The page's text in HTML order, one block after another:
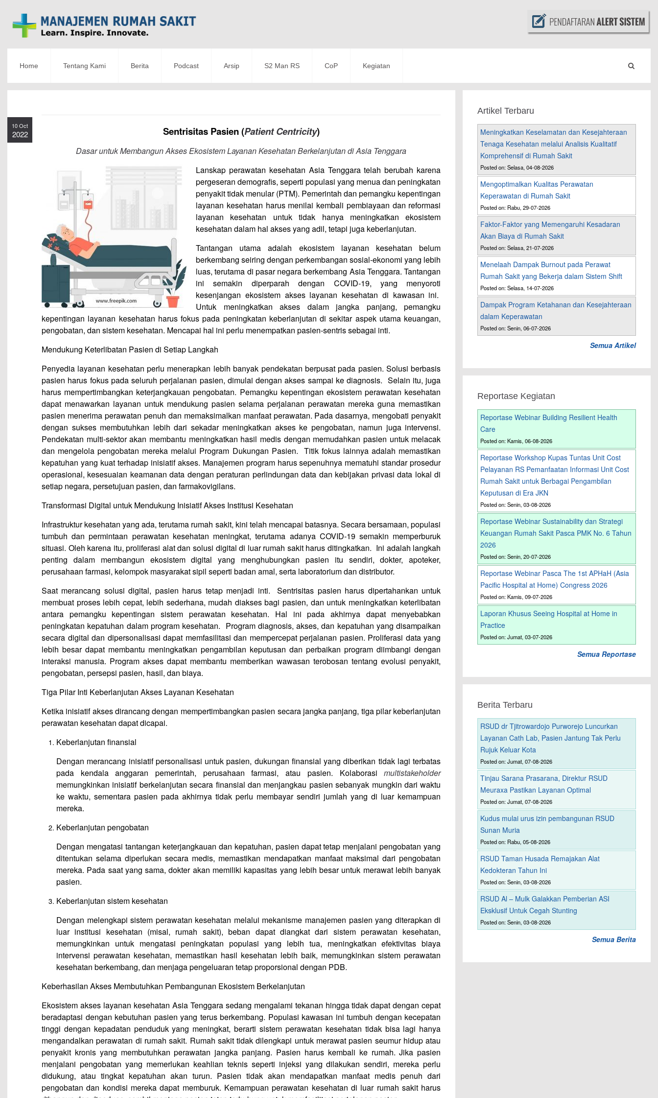
Home Tentang Kami Berita Podcast Arsip S2 Man RS CoP Kegiatan
10 Oct
2022 Sentrisitas Pasien (Patient Centricity)
Dasar untuk Membangun Akses Ekosistem Layanan Kesehatan Berkelanjutan di Asia Tenggara
Lanskap perawatan kesehatan Asia Tenggara telah berubah karena
pergeseran demografis, seperti populasi yang menua dan peningkatan
penyakit tidak menular (PTM). Pemerintah dan pemangku kepentingan
layanan kesehatan harus menilai kembali pembiayaan dan reformasi
layanan kesehatan untuk tidak hanya meningkatkan ekosistem
kesehatan dalam hal akses yang adil, tetapi juga keberlanjutan.
Tantangan utama adalah ekosistem layanan kesehatan belum
berkembang seiring dengan perkembangan sosial-ekonomi yang lebih
luas, terutama di pasar negara berkembang Asia Tenggara. Tantangan
ini semakin diperparah dengan COVID-19, yang menyoroti
kesenjangan ekosistem akses layanan kesehatan di kawasan ini.
Untuk meningkatkan akses dalam jangka panjang, pemangku
kepentingan layanan kesehatan harus fokus pada peningkatan keberlanjutan di sekitar aspek utama keuangan,
pengobatan, dan sistem kesehatan. Mencapai hal ini perlu menempatkan pasien-sentris sebagai inti.
Mendukung Keterlibatan Pasien di Setiap Langkah
Penyedia layanan kesehatan perlu menerapkan lebih banyak pendekatan berpusat pada pasien. Solusi berbasis
pasien harus fokus pada seluruh perjalanan pasien, dimulai dengan akses sampai ke diagnosis. Selain itu, juga
harus mempertimbangkan keterjangkauan pengobatan. Pemangku kepentingan ekosistem perawatan kesehatan
dapat menawarkan layanan untuk mendukung pasien selama perjalanan perawatan mereka guna memastikan
pasien menerima perawatan penuh dan memaksimalkan manfaat perawatan. Pada dasarnya, mengobati penyakit
dengan sukses membutuhkan lebih dari sekadar meningkatkan akses ke pengobatan, namun juga intervensi.
Pendekatan multi-sektor akan membantu meningkatkan hasil medis dengan memudahkan pasien untuk melacak
dan mengelola pengobatan mereka melalui Program Dukungan Pasien. Titik fokus lainnya adalah memastikan
kepatuhan yang kuat terhadap inisiatif akses. Manajemen program harus sepenuhnya mematuhi standar prosedur
operasional, kesesuaian keamanan data dengan peraturan perlindungan data dan kebijakan privasi data lokal di
setiap negara, persetujuan pasien, dan farmakovigilans.
Transformasi Digital untuk Mendukung Inisiatif Akses Institusi Kesehatan
Infrastruktur kesehatan yang ada, terutama rumah sakit, kini telah mencapai batasnya. Secara bersamaan, populasi
tumbuh dan permintaan perawatan kesehatan meningkat, terutama adanya COVID-19 semakin memperburuk
situasi. Oleh karena itu, proliferasi alat dan solusi digital di luar rumah sakit harus ditingkatkan. Ini adalah langkah
penting dalam membangun ekosistem digital yang menghubungkan pasien itu sendiri, dokter, apoteker,
perusahaan farmasi, kelompok masyarakat sipil seperti badan amal, serta laboratorium dan distributor.
Saat merancang solusi digital, pasien harus tetap menjadi inti. Sentrisitas pasien harus dipertahankan untuk
membuat proses lebih cepat, lebih sederhana, mudah diakses bagi pasien, dan untuk meningkatkan keterlibatan
antara pemangku kepentingan sistem perawatan kesehatan. Hal ini pada akhirnya dapat menyebabkan
peningkatan kepatuhan dalam program kesehatan. Program diagnosis, akses, dan kepatuhan yang disampaikan
secara digital dan dipersonalisasi dapat memfasilitasi dan mempercepat perjalanan pasien. Proliferasi data yang
lebih besar dapat membantu meningkatkan pengambilan keputusan dan perbaikan program diimbangi dengan
interaksi manusia. Program akses dapat membantu memberikan wawasan terobosan tentang evolusi penyakit,
pengobatan, persepsi pasien, hasil, dan biaya.
Tiga Pilar Inti Keberlanjutan Akses Layanan Kesehatan
Ketika inisiatif akses dirancang dengan mempertimbangkan pasien secara jangka panjang, tiga pilar keberlanjutan
perawatan kesehatan dapat dicapai.
Keberlanjutan finansial
Dengan merancang inisiatif personalisasi untuk pasien, dukungan finansial yang diberikan tidak lagi terbatas
pada kendala anggaran pemerintah, perusahaan farmasi, atau pasien. Kolaborasimultistakeholder
memungkinkan inisiatif berkelanjutan secara finansial dan menjangkau pasien sebanyak mungkin dari waktu
ke waktu, sementara pasien pada akhirnya tidak perlu membayar sendiri jumlah yang di luar kemampuan
mereka.
Keberlanjutan pengobatan
Dengan mengatasi tantangan keterjangkauan dan kepatuhan, pasien dapat tetap menjalani pengobatan yang
ditentukan selama diperlukan secara medis, memastikan mendapatkan manfaat maksimal dari pengobatan
mereka. Pada saat yang sama, dokter akan memiliki kapasitas yang lebih besar untuk merawat lebih banyak
pasien.
Keberlanjutan sistem kesehatan
Dengan melengkapi sistem perawatan kesehatan melalui mekanisme manajemen pasien yang diterapkan di
luar institusi kesehatan (misal, rumah sakit), beban dapat diangkat dari sistem perawatan kesehatan,
memungkinkan untuk mengatasi peningkatan populasi yang lebih tua, meningkatkan efektivitas biaya
intervensi perawatan kesehatan, memastikan hasil kesehatan lebih baik, memungkinkan sistem perawatan
kesehatan berkembang, dan menjaga pengeluaran tetap proporsional dengan PDB.
Keberhasilan Akses Membutuhkan Pembangunan Ekosistem Berkelanjutan
Ekosistem akses layanan kesehatan Asia Tenggara sedang mengalami tekanan hingga tidak dapat dengan cepat
beradaptasi dengan kebutuhan pasien yang terus berkembang. Populasi kawasan ini tumbuh dengan kecepatan
tinggi dengan kepadatan penduduk yang meningkat, berarti sistem perawatan kesehatan tidak bisa lagi hanya
mengandalkan perawatan di rumah sakit. Rumah sakit tidak dilengkapi untuk merawat pasien seumur hidup atau
penyakit kronis yang membutuhkan perawatan jangka panjang. Pasien harus kembali ke rumah. Jika pasien
menjalani pengobatan yang memerlukan keahlian teknis seperti injeksi yang dilakukan sendiri, mereka perlu
didukung, atau tingkat kepatuhan akan turun. Pasien tidak akan mendapatkan manfaat medis penuh dari
pengobatan dan kondisi mereka dapat memburuk. Kemampuan perawatan kesehatan di luar rumah sakit harus
Artikel Terbaru
Meningkatkan Keselamatan dan Kesejahteraan
Tenaga Kesehatan melalui Analisis Kualitatif
Komprehensif di Rumah Sakit
Posted on: Selasa, 04-08-2026
Mengoptimalkan Kualitas Perawatan
Keperawatan di Rumah Sakit
Posted on: Rabu, 29-07-2026
Faktor-Faktor yang Memengaruhi Kesadaran
Akan Biaya di Rumah Sakit
Posted on: Selasa, 21-07-2026
Menelaah Dampak Burnout pada Perawat
Rumah Sakit yang Bekerja dalam Sistem Shift
Posted on: Selasa, 14-07-2026
Dampak Program Ketahanan dan Kesejahteraan
dalam Keperawatan
Posted on: Senin, 06-07-2026
Semua Artikel
Reportase Kegiatan
Reportase Webinar Building Resilient Health
Care
Posted on: Kamis, 06-08-2026
Reportase Workshop Kupas Tuntas Unit Cost
Pelayanan RS Pemanfaatan Informasi Unit Cost
Rumah Sakit untuk Berbagai Pengambilan
Keputusan di Era JKN
Posted on: Senin, 03-08-2026
Reportase Webinar Sustainability dan Strategi
Keuangan Rumah Sakit Pasca PMK No. 6 Tahun
2026
Posted on: Senin, 20-07-2026
Reportase Webinar Pasca The 1st APHaH (Asia
Pacific Hospital at Home) Congress 2026
Posted on: Kamis, 09-07-2026
Laporan Khusus Seeing Hospital at Home in
Practice
Posted on: Jumat, 03-07-2026
Semua Reportase
Berita Terbaru
RSUD dr Tjitrowardojo Purworejo Luncurkan
Layanan Cath Lab, Pasien Jantung Tak Perlu
Rujuk Keluar Kota
Posted on: Jumat, 07-08-2026
Tinjau Sarana Prasarana, Direktur RSUD
Meuraxa Pastikan Layanan Optimal
Posted on: Jumat, 07-08-2026
Kudus mulai urus izin pembangunan RSUD
Sunan Muria
Posted on: Rabu, 05-08-2026
RSUD Taman Husada Remajakan Alat
Kedokteran Tahun Ini
Posted on: Senin, 03-08-2026
RSUD Al – Mulk Galakkan Pemberian ASI
Eksklusif Untuk Cegah Stunting
Posted on: Senin, 03-08-2026
Semua Berita